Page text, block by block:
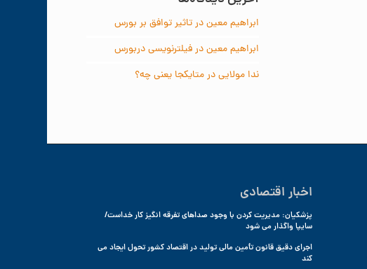
ابراهیم معیندرتاثیر توافق بر بورس
ابراهیم معیندرفیلترنویسی دربورس
ندا مولاییدرمتایکجا یعنی چه؟
اخبار اقتصادی
پزشکیان: مدیریت کردن با وجود صداهای تفرقه انگیز کار خداست/
سایپا واگذار می شود
اجرای دقیق قانون تأمین مالی تولید در اقتصاد کشور تحول ایجاد می
کند